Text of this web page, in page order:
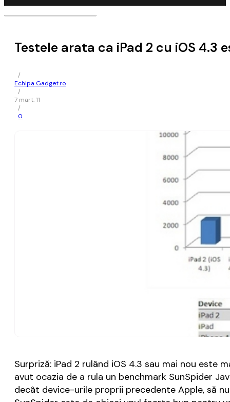
Testele arata ca iPad 2 cu iOS 4.3
/
Echipa Gadget.ro
/
7 mart. 11
/
0
Surpriză: iPad 2 rulând iOS 4.3 sau mai nou este
avut ocazia de a rula un benchmark SunSpider
decât device-urile proprii precedente Apple, să